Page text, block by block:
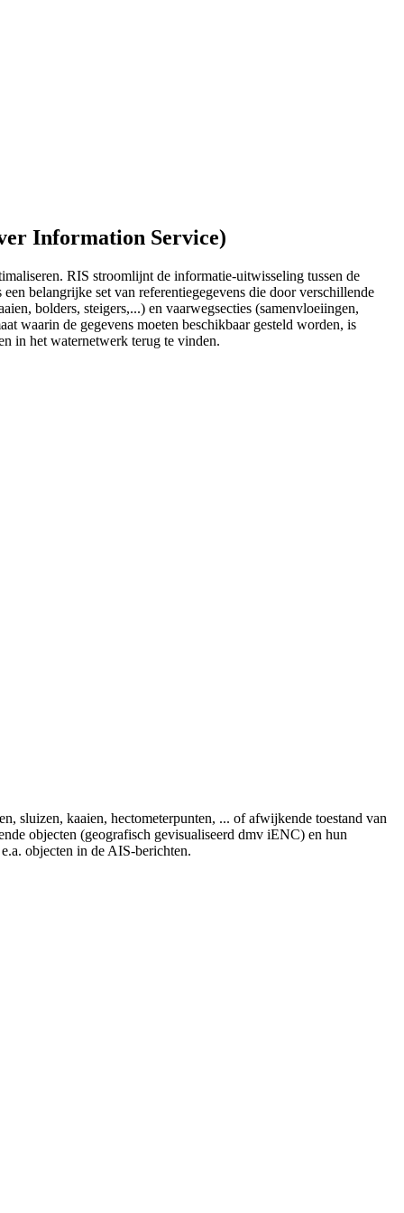
Information Service)
RIS stroomlijnt de informatie-uitwisseling tussen de
belangrijke set van referentiegegevens die door verschillende
bolders, steigers,...) en vaarwegsecties (samenvloeiingen,
waarin de gegevens moeten beschikbaar gesteld worden, is
in het waternetwerk terug te vinden.
sluizen, kaaien, hectometerpunten, ... of afwijkende toestand van
objecten (geografisch gevisualiseerd dmv iENC) en hun
objecten in de AIS-berichten.